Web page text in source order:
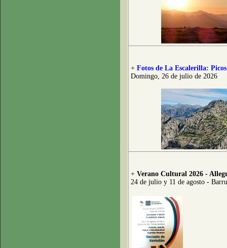
+ Fotos de La Escalerilla:
Domingo, 26 de julio de 2026
+ Verano Cultural 2026 -
24 de julio y 11 de agosto -